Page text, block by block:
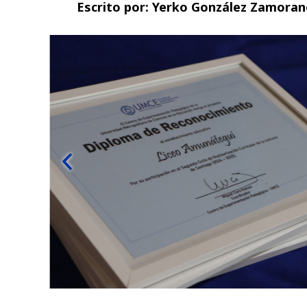
Escrito por: Yerko González